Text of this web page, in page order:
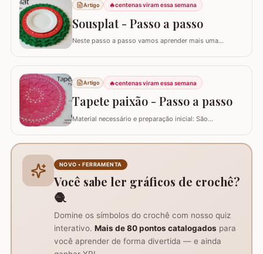
cerca de 43 cm, além de tesoura e agulha de tapeçaria
Artigo 🔥centenas viram essa semana
Sousplat - Passo a passo
Neste passo a passo vamos aprender mais uma
acabamento remete imediatamente ao formato de
natal :)…
Artigo 🔥centenas viram essa semana
Tapete paixão - Passo a passo
Material necessário e preparação inicial: São
do trabalho e formação do centro do tapete: Comece
com um anel mágico ou uma argola de 10…
NOVO • FERRAMENTA
Você sabe ler gráficos de crochê?
🧶
Domine os símbolos do crochê com nosso quiz
interativo. Mais de 80 pontos catalogados para
você aprender de forma divertida — e ainda